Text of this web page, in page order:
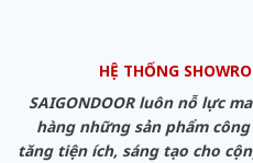
HỆ THỐNG
SAIGONDOOR luôn nỗ lực
hàng những sản phẩm
tăng tiện ích, sáng tạo cho